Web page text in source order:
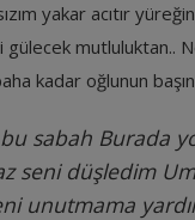
yakar acıtır
mutluluktan..
kadar oğlunun
sabah Burada
seni düşledim
unutmama